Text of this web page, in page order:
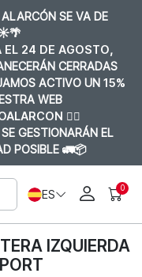
SE VA DE
EL 24 DE AGOSTO,
CERRADAS
ACTIVO UN 15%
WEB
👈🏼
GESTIONARÁN EL
POSIBLE 🚛📦
ES 0
IZQUIERDA